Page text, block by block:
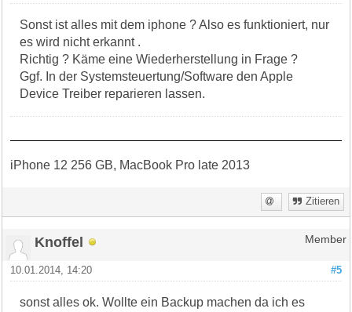
Sonst ist alles mit dem iphone ? Also es funktioniert, nur
es wird nicht erkannt .
Richtig ? Käme eine Wiederherstellung in Frage ?
Ggf. In der Systemsteuertung/Software den Apple
Device Treiber reparieren lassen.
iPhone 12 256 GB, MacBook Pro late 2013
Zitieren
Knoffel Member
#5
10.01.2014, 14:20
sonst alles ok. Wollte ein Backup machen da ich es